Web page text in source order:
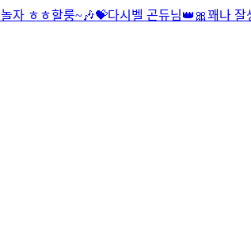
자 ㅎㅎ할룽~🎶💝다시 벨 곤듀님👑🎀꽤나 잘